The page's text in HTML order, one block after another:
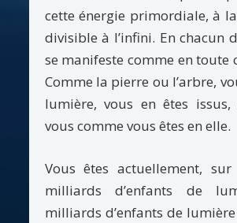
cette énergie primordiale, à
divisible à l’infini. En chacun
se manifeste comme en toute
Comme la pierre ou l’arbre,
lumière, vous en êtes
vous comme vous êtes en elle.
Vous êtes actuellement,
milliards d’enfants de
milliards d’enfants de